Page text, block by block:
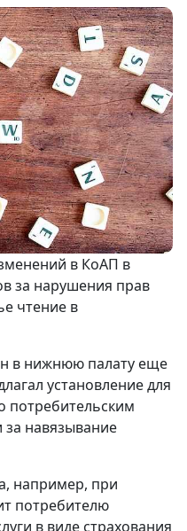
в КоАП в
за нарушения прав
чтение в
в нижнюю палату еще
установление для
потребительским
за навязывание
например, при
потребителю
в виде страхования